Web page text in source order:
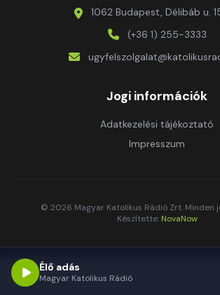
1062 Budapest, Délibáb u.
(+36 1) 255-3333
Jogi információk
Adatkezelési tájékoztató
Impresszum
© 2026 Magyar Katolikus Rádió Zrt. Minden
Készítette: NovaNow
Élő adás
Magyar Katolikus Rádió